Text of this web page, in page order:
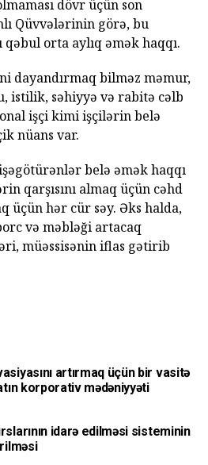
dövr üçün son
Qüvvələrinin görə, bu
orta aylıq əmək haqqı.
dayandırmaq bilməz məmur,
istilik, səhiyyə və rabitə cəlb
işçi kimi işçilərin belə
nüans var.
belə əmək haqqı
qarşısını almaq üçün cəhd
üçün hər cür səy. Əks halda,
və məbləği artacaq
müəssisənin iflas gətirib
artırmaq üçün bir vasitə
korporativ mədəniyyəti
idarə edilməsi sisteminin